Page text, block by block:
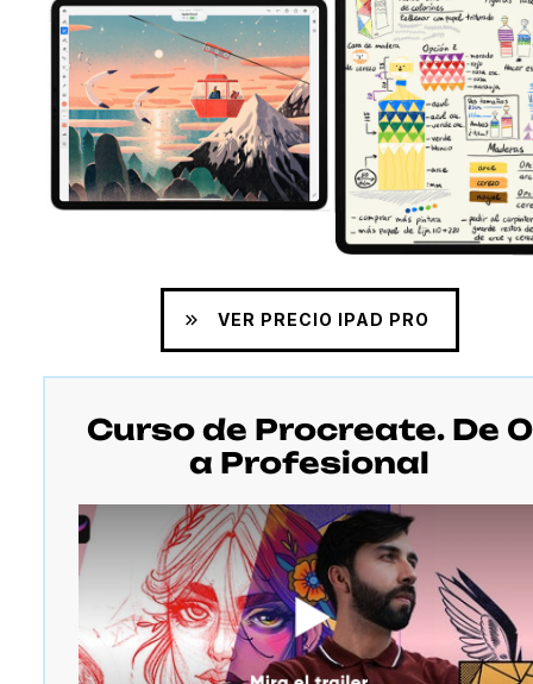
VER PRECIO IPAD PRO
Curso de Procreate. De 0
a Profesional